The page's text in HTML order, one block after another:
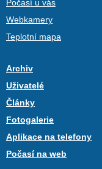
Počasí u vás
Webkamery
Teplotní mapa
Archiv
Uživatelé
Články
Fotogalerie
Aplikace na telefony
Počasí na web